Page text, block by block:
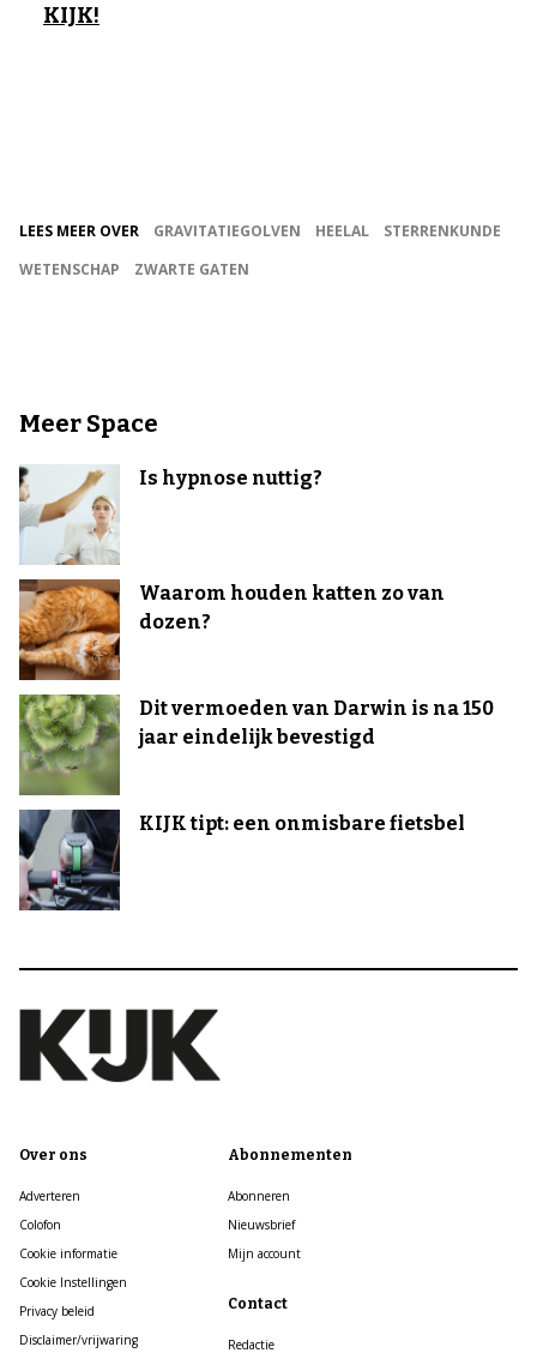
KIJK!
LEES MEER OVER GRAVITATIEGOLVEN HEELAL
STERRENKUNDE
WETENSCHAP
ZWARTE GATEN
Meer Space
Is hypnose nuttig?
Waarom houden katten zo van
dozen?
Dit vermoeden van Darwin is na 150
jaar eindelijk bevestigd
KIJK tipt: een onmisbare fietsbel
Over ons
Adverteren
Colofon
Cookie informatie
Cookie Instellingen
Privacy beleid
Disclaimer/vrijwaring
Abonnementen
Abonneren
Nieuwsbrief
Mijn account
Contact
Redactie